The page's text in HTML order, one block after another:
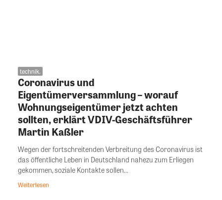
technik.
Coronavirus und
Eigentümerversammlung – worauf
Wohnungseigentümer jetzt achten
sollten, erklärt VDIV-Geschäftsführer
Martin Kaßler
Wegen der fortschreitenden Verbreitung des Coronavirus ist
das öffentliche Leben in Deutschland nahezu zum Erliegen
gekommen, soziale Kontakte sollen...
Weiterlesen